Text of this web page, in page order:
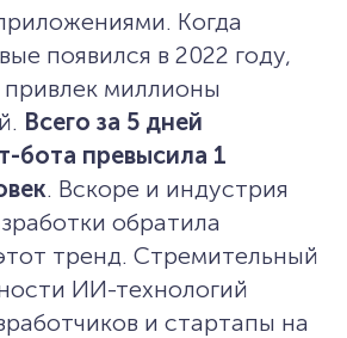
Когда
появился в 2022 году,
миллионы
Всего за 5 дней
бота превысила 1
. Вскоре и индустрия
обратила
тренд. Стремительный
ИИ-технологий
и стартапы на